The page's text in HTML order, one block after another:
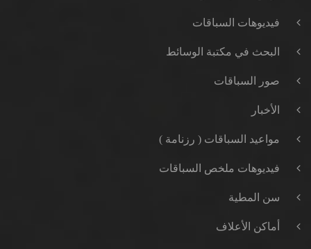
فيديوهات السباقات
البحث في مكتبة الوسائط
صور السباقات
الأخبار
مواعيد السباقات ( رزنامة )
فيديوهات ملخص السباقات
سن المطية
أماكن الأعلاف